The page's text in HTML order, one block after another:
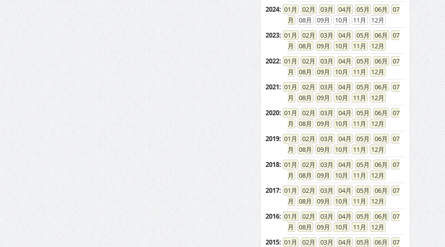
2024: 01 02 03 04 05 06
07
08
09 10 11
12
2023: 01 02 03 04 05 06
07
08
09 10 11
12
2022: 01 02 03 04 05 06
07
08
09 10 11
12
2021: 01 02 03 04 05 06
07
08
09 10 11
12
2020: 01 02 03 04 05 06
07
08
09 10 11
12
2019: 01 02 03 04 05 06
07
08
09 10 11
12
2018: 01 02 03 04 05 06
07
08
09 10 11
12
2017: 01 02 03 04 05 06
07
08
09 10 11
12
2016: 01 02 03 04 05 06
07
08
09 10 11
12
2015: 01 02 03 04 05 06
07